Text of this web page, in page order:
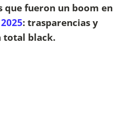
que fueron un boom en
: trasparencias y
total black.